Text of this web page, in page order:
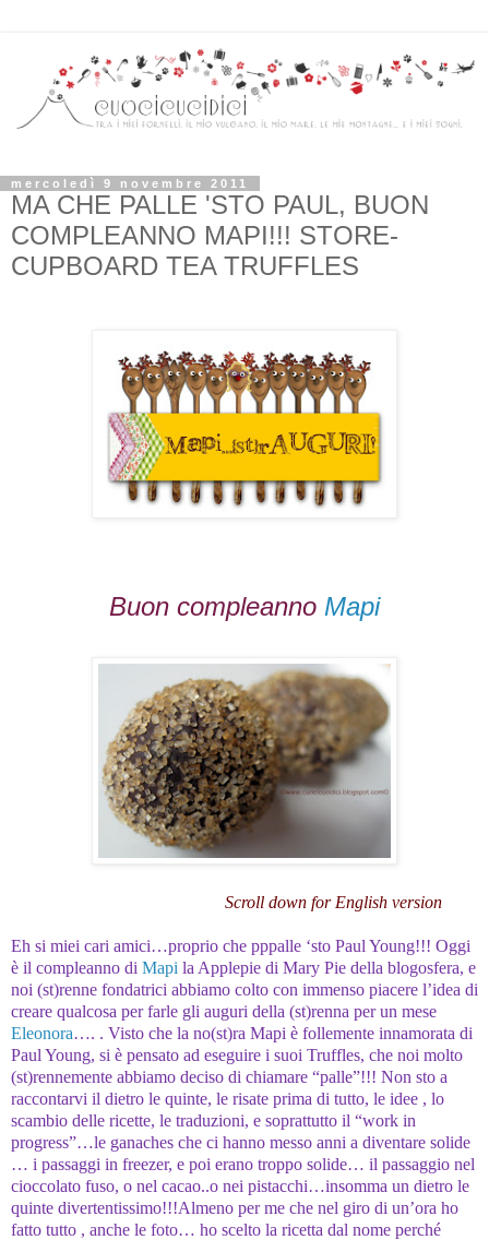
mercoledì 9 novembre 2011
MA CHE PALLE 'STO PAUL, BUON
COMPLEANNO MAPI!!! STORE-
CUPBOARD TEA TRUFFLES
Buon compleanno Mapi
Scroll down for English version
Eh si miei cari amici…proprio che pppalle ‘sto Paul Young!!! Oggi
è il compleanno di Mapi la Applepie di Mary Pie della blogosfera, e
noi (st)renne fondatrici abbiamo colto con immenso piacere l’idea di
creare qualcosa per farle gli auguri della (st)renna per un mese
Eleonora…. . Visto che la no(st)ra Mapi è follemente innamorata di
Paul Young, si è pensato ad eseguire i suoi Truffles, che noi molto
(st)rennemente abbiamo deciso di chiamare “palle”!!! Non sto a
raccontarvi il dietro le quinte, le risate prima di tutto, le idee , lo
scambio delle ricette, le traduzioni, e soprattutto il “work in
progress”…le ganaches che ci hanno messo anni a diventare solide
… i passaggi in freezer, e poi erano troppo solide… il passaggio nel
cioccolato fuso, o nel cacao..o nei pistacchi…insomma un dietro le
quinte divertentissimo!!!Almeno per me che nel giro di un’ora ho
fatto tutto , anche le foto… ho scelto la ricetta dal nome perché